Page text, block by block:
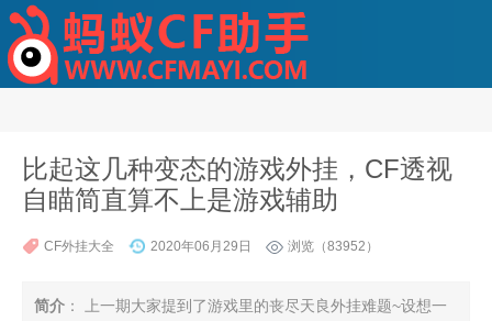
比起这几种变态的游戏外挂，CF透视
自瞄简直算不上是游戏辅助
CF外挂大全 2020年06月29日 浏览（83952）
简介 ： 上一期大家提到了游戏里的丧尽天良外挂难题~设想一